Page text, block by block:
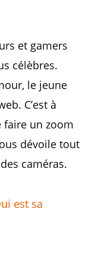
et gamers
célèbres.
le jeune
C’est à
faire un zoom
dévoile tout
caméras.
est sa